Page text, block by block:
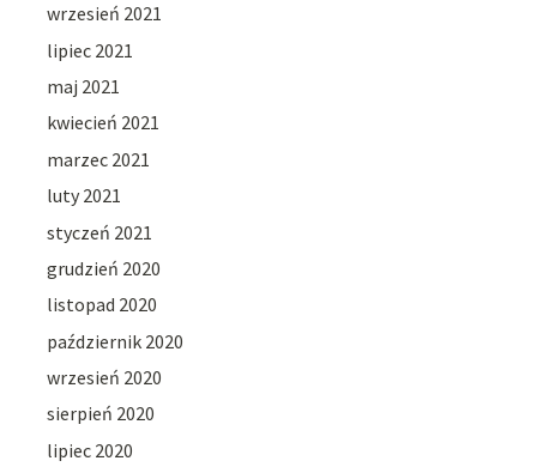
wrzesień 2021
lipiec 2021
maj 2021
kwiecień 2021
marzec 2021
luty 2021
styczeń 2021
grudzień 2020
listopad 2020
październik 2020
wrzesień 2020
sierpień 2020
lipiec 2020